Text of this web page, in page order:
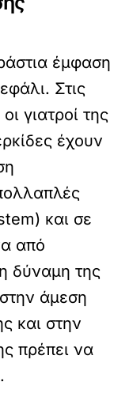
έμφαση
Στις
γιατροί της
έχουν
και σε
από
δύναμη της
άμεση
και στην
πρέπει να